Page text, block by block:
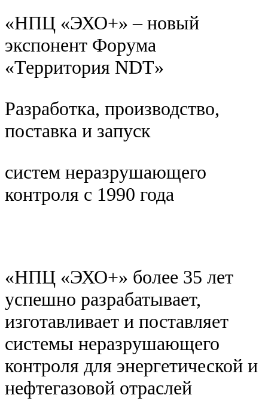
«НПЦ «ЭХО+» – новый
экспонент Форума
«Территория NDT»
Разработка, производство,
поставка и запуск
систем неразрушающего
контроля с 1990 года
«НПЦ «ЭХО+» более 35 лет
успешно разрабатывает,
изготавливает и поставляет
системы неразрушающего
контроля для энергетической и
нефтегазовой отраслей